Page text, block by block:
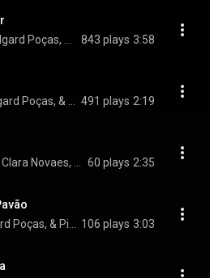
843 plays 3:58
491 plays 2:19
60 plays 2:35
106 plays 3:03